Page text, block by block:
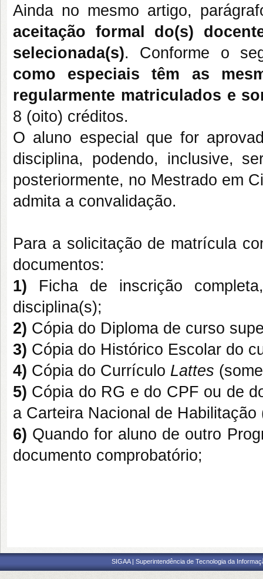
Ainda no mesmo artigo,
aceitação formal do(s)
selecionada(s). Conforme o
como especiais têm as
regularmente matriculados e
8 (oito) créditos.
O aluno especial que for
disciplina, podendo, inclusive,
posteriormente, no Mestrado em
admita a convalidação.
Para a solicitação de matrícula
documentos:
1) Ficha de inscrição
disciplina(s);
2) Cópia do Diploma de curso
3) Cópia do Histórico Escolar do
4) Cópia do Currículo Lattes
5) Cópia do RG e do CPF ou de
a Carteira Nacional de Habilitação
6) Quando for aluno de outro
documento comprobatório;
SIGAA | Superintendência de Tecnologia da